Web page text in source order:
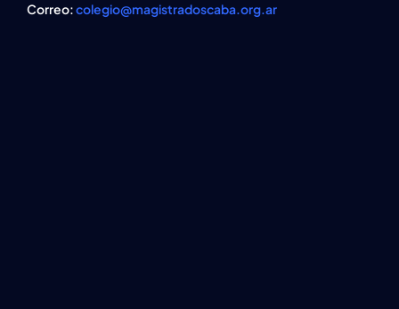
Correo:colegio@magistradoscaba.org.ar